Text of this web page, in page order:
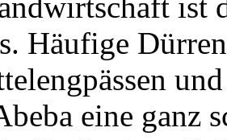
ist
Häufige
eine ganz